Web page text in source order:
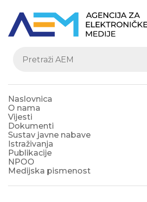
Naslovnica
O nama
Vijesti
Dokumenti
Sustav javne nabave
Istraživanja
Publikacije
NPOO
Medijska pismenost